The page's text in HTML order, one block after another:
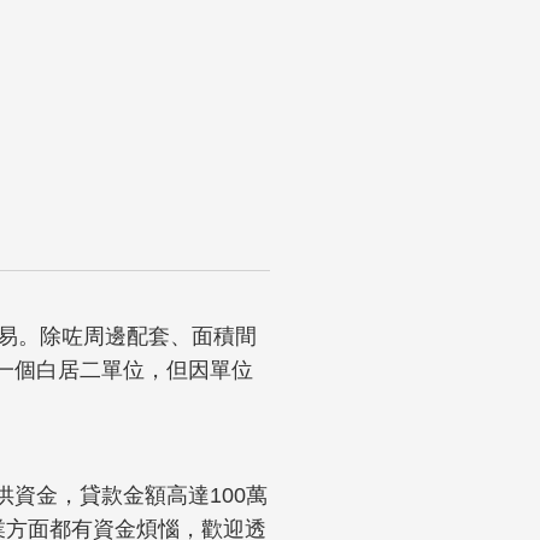
。除咗周邊配套、面積間
個白居二單位，但因單位
資金，貸款金額高達100萬
面都有資金煩惱，歡迎透